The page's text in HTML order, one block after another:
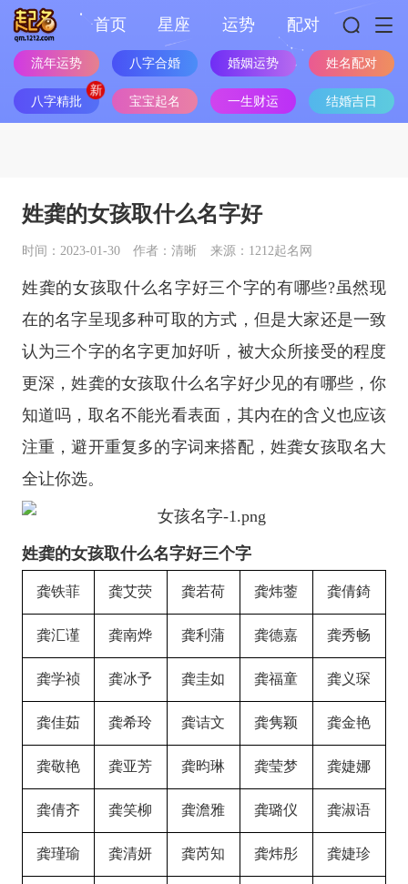
首页 星座 运势 配对
流年运势 八字合婚 婚姻运势 姓名配对
八字精批 宝宝起名 一生财运 结婚吉日
姓龚的女孩取什么名字好
时间：2023-01-30 作者：清晰 来源：1212起名网
姓龚的女孩取什么名字好三个字的有哪些?虽然现
在的名字呈现多种可取的方式，但是大家还是一致
认为三个字的名字更加好听，被大众所接受的程度
更深，姓龚的女孩取什么名字好少见的有哪些，你
知道吗，取名不能光看表面，其内在的含义也应该
注重，避开重复多的字词来搭配，姓龚女孩取名大
全让你选。
姓龚的女孩取什么名字好三个字
龚铁菲 龚艾荧 龚若荷 龚炜蓥 龚倩錡
龚汇谨 龚南烨 龚利蒲 龚德嘉 龚秀畅
龚学祯 龚冰予 龚圭如 龚福童 龚义琛
龚佳茹 龚希玲 龚诘文 龚隽颖 龚金艳
龚敬艳 龚亚芳 龚昀琳 龚莹梦 龚婕娜
龚倩齐 龚笑柳 龚澹雅 龚璐仪 龚淑语
龚瑾瑜 龚清妍 龚芮知 龚炜彤 龚婕珍